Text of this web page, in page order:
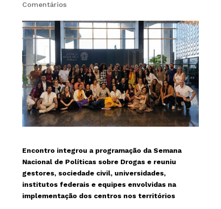
Comentários
Encontro integrou a programação da Semana
Nacional de Políticas sobre Drogas e reuniu
gestores, sociedade civil, universidades,
institutos federais e equipes envolvidas na
implementação dos centros nos territórios